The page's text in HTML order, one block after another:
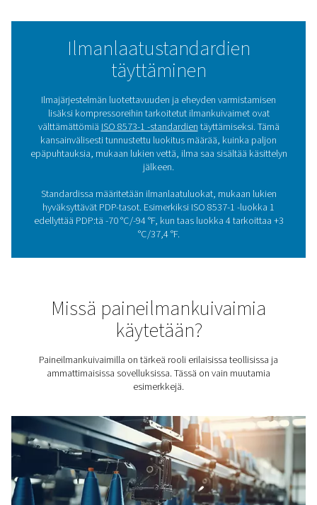
Paineilman kuivaamisen
merkitys
Paineilman kuivaaminen ei ole vain tekninen vaatimus,
on välttämättömyys monilla teollisuudenaloilla.
kosteudella voi olla haitallisia vaikutuksia alavirran
lopputuotteeseen.